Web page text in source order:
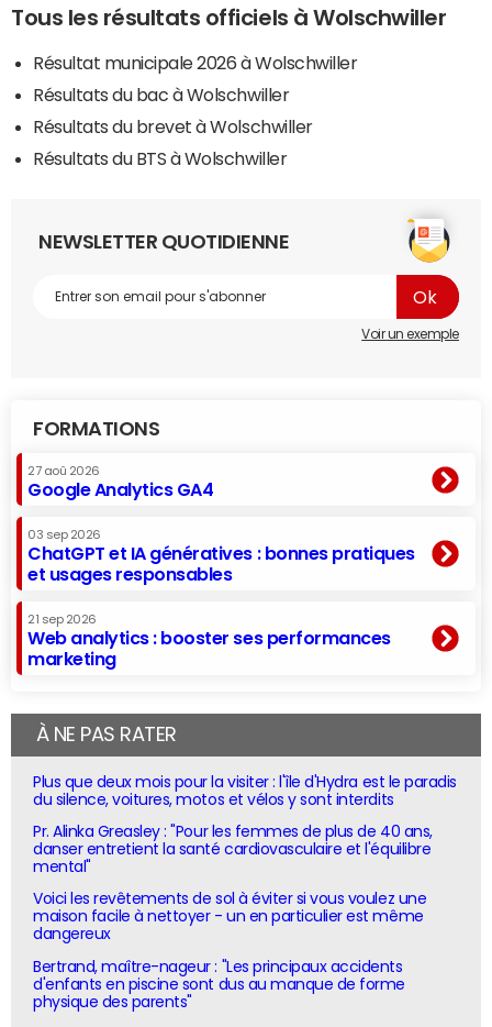
Tous les résultats officiels à Wolschwiller
Résultat municipale 2026 à Wolschwiller
Résultats du bac à Wolschwiller
Résultats du brevet à Wolschwiller
Résultats du BTS à Wolschwiller
NEWSLETTER QUOTIDIENNE
Voir un exemple
FORMATIONS
27 aoû 2026
Google Analytics GA4
03 sep 2026
ChatGPT et IA génératives : bonnes pratiques
et usages responsables
21 sep 2026
Web analytics : booster ses performances
marketing
À NE PAS RATER
Plus que deux mois pour la visiter : l'île d'Hydra est le paradis
du silence, voitures, motos et vélos y sont interdits
Pr. Alinka Greasley : "Pour les femmes de plus de 40 ans,
danser entretient la santé cardiovasculaire et l'équilibre
mental"
Voici les revêtements de sol à éviter si vous voulez une
maison facile à nettoyer - un en particulier est même
dangereux
Bertrand, maître-nageur : "Les principaux accidents
d'enfants en piscine sont dus au manque de forme
physique des parents"